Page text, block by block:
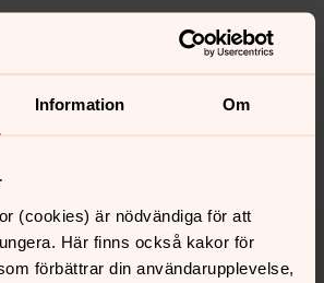
Information Om
(cookies) är nödvändiga för att
Här finns också kakor för
förbättrar din användarupplevelse,
frågor på sidans